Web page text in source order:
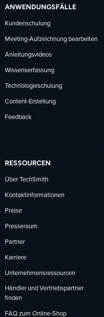
ANWENDUNGSFÄLLE
Kundenschulung
Meeting-Aufzeichnung bearbeiten
Anleitungsvideos
Wissenserfassung
Technologieschulung
Content-Erstellung
Feedback
RESSOURCEN
Über TechSmith
Kontaktinformationen
Preise
Presseraum
Partner
Karriere
Unternehmensressourcen
Händler und Vertriebspartner
finden
FAQ zum Online-Shop